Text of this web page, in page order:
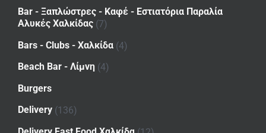
Bar - Ξαπλώστρες - Καφέ - Εστιατόρια Παραλία
Αλυκές Χαλκίδας (7)
Bars - Clubs - Χαλκίδα (4)
Beach Bar - Λίμνη (4)
Burgers
Delivery (136)